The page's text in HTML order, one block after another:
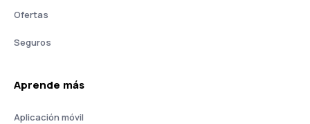
Ofertas
Seguros
Aprende más
Aplicación móvil